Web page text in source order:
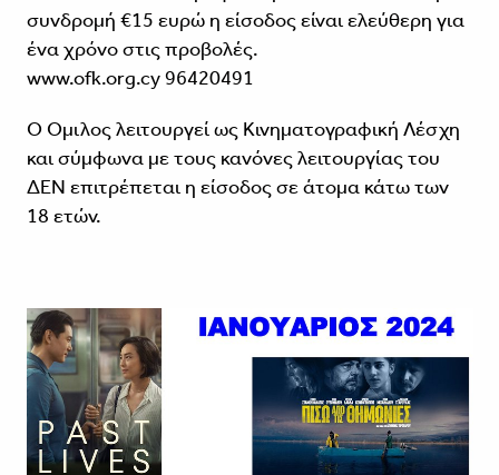
συνδρομή €15 ευρώ η είσοδος είναι ελεύθερη για
ένα χρόνο στις προβολές.
www.ofk.org.cy 96420491
Ο Όμιλος λειτουργεί ως Κινηματογραφική Λέσχη
και σύμφωνα με τους κανόνες λειτουργίας του
ΔΕΝ επιτρέπεται η είσοδος σε άτομα κάτω των
18 ετών.